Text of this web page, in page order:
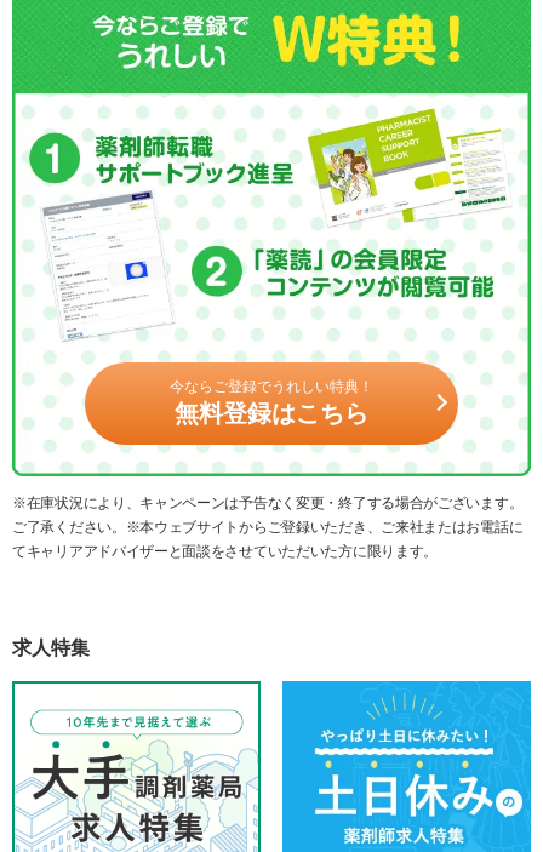
今ならご登録でうれしい特典！
無料登録はこちら
※在庫状況により、キャンペーンは予告なく変更・終了する場合がございます。
ご了承ください。※本ウェブサイトからご登録いただき、ご来社またはお電話に
てキャリアアドバイザーと面談をさせていただいた方に限ります。
求人特集